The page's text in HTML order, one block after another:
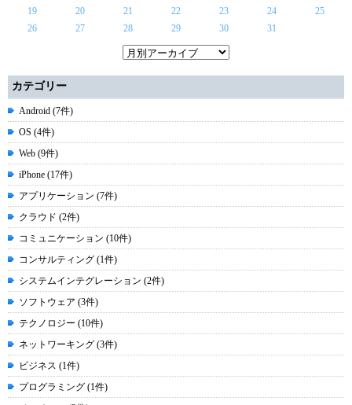
19
20 21 22 23 24
25
26
27 28 29 30 31
カテゴリー
Android (7件)
OS (4件)
Web (9件)
iPhone (17件)
アプリケーション (7件)
クラウド (2件)
コミュニケーション (10件)
コンサルティング (1件)
システムインテグレーション (2件)
ソフトウェア (3件)
テクノロジー (10件)
ネットワーキング (3件)
ビジネス (1件)
プログラミング (1件)